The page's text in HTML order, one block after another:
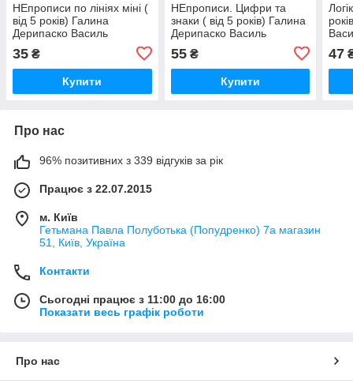
НЕпрописи по лініях міні (
від 5 років) Галина
Дерипаско Василь
Федієнко Серiя:Тренажер
5+
35 ₴
Купити
НЕпрописи. Цифри та
знаки ( від 5 років) Галина
Дерипаско Василь
Федієнко Серiя:Тренажер
5+
55₴
Купити
47
Про нас
96% позитивних з 339 відгуків за рік
Працює з 22.07.2015
м. Київ
Гетьмана Павла Полуботька (Попудренко) 7а магазин
51, Київ, Україна
Контакти
Сьогодні працює з 11:00 до 16:00
Показати весь графік роботи
Про нас